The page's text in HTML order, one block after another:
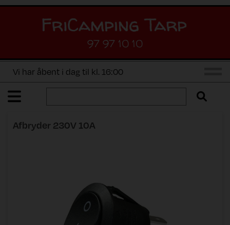
97 97 10 10
Vi har åbent i dag til kl. 16:00
Afbryder 230V 10A